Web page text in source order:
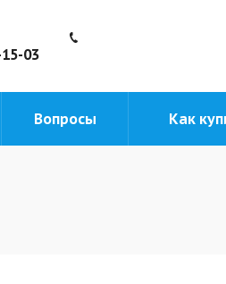
03
Вопросы Как